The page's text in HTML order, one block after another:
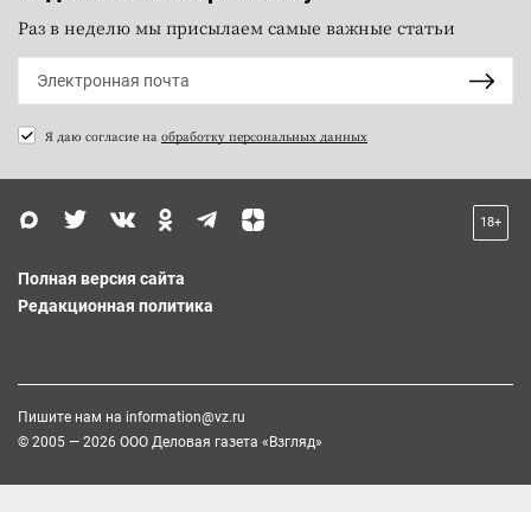
Раз в неделю мы присылаем самые важные статьи
Я даю согласие на обработку персональных данных
18+
Полная версия сайта
Редакционная политика
Пишите нам на information@vz.ru
© 2005 — 2026 ООО Деловая газета «Взгляд»